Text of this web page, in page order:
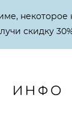
скидку
ИНФО